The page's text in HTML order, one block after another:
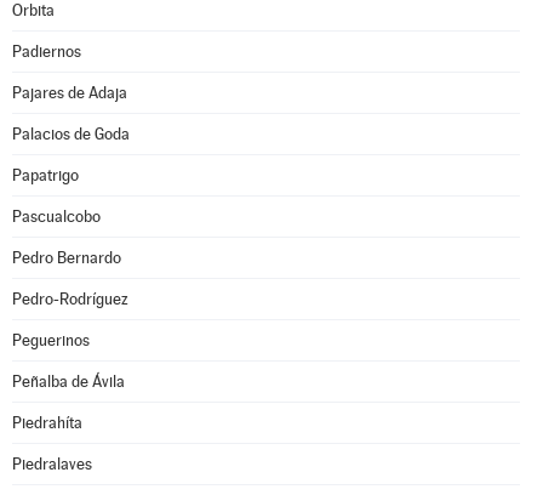
Orbita
Padiernos
Pajares de Adaja
Palacios de Goda
Papatrigo
Pascualcobo
Pedro Bernardo
Pedro-Rodríguez
Peguerinos
Peñalba de Ávila
Piedrahíta
Piedralaves